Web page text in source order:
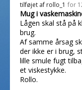
tilføjet af rollo_1 for
Mug i
Lågen skal stå på
brug.
Af samme årsag
der ikke er i brug,
lille smule fugt
et viskestykke.
Rollo.